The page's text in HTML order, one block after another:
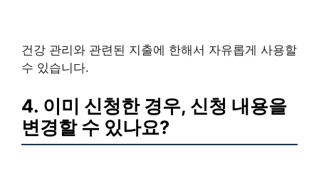
건강 관리와 관련된 지출에 한해서 자유롭게 사용할
수 있습니다.
4. 이미 신청한 경우, 신청 내용을
변경할 수 있나요?